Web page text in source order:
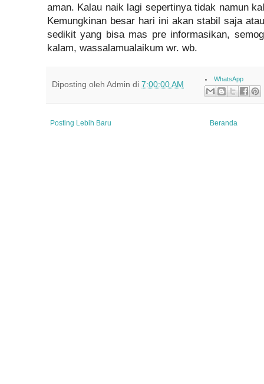
aman. Kalau naik lagi sepertinya tidak namun
Kemungkinan besar hari ini akan stabil saja
sedikit yang bisa mas pre informasikan,
kalam, wassalamualaikum wr. wb.
Diposting oleh Admin di 7:00:00 AM
WhatsApp
Posting Lebih Baru Beranda